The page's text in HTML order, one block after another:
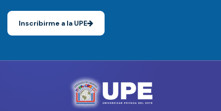
Inscribirme a la UPE